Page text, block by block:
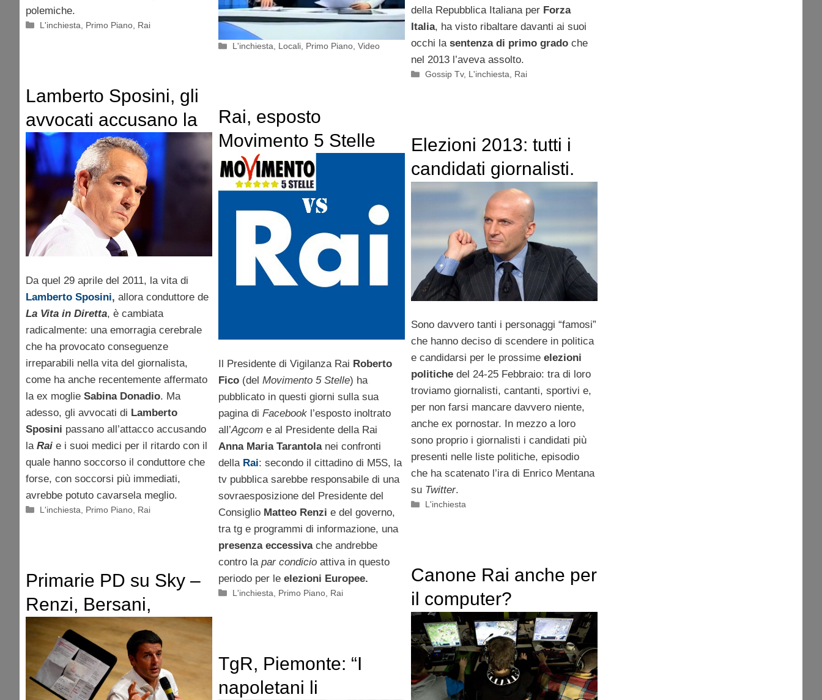
polemiche.
Categorie
L'inchiesta Primo Piano Rai
Categorie
L'inchiesta, Locali, Primo Piano,Video
della Repubblica Italiana per Forza
Italia, ha visto ribaltare davanti ai suoi
occhi la sentenza di primo grado che
nel 2013 l’aveva assolto.
Categorie
Gossip Tv, L'inchiesta, Rai
Lamberto Sposini, gli
avvocati accusano la
Rai e i medici:
soccorsi in netto
ritardo
Da quel 29 aprile del 2011, la vita di
Lamberto Sposini, allora conduttore de
La Vita in Diretta, è cambiata
radicalmente: una emorragia cerebrale
che ha provocato conseguenze
irreparabili nella vita del giornalista,
come ha anche recentemente affermato
la ex moglie Sabina Donadio. Ma
adesso, gli avvocati di Lamberto
Sposini passano all’attacco accusando
la Rai e i suoi medici per il ritardo con il
quale hanno soccorso il conduttore che
forse, con soccorsi più immediati,
avrebbe potuto cavarsela meglio.
Categorie
L'inchiesta Primo Piano Rai
Rai, esposto
Movimento 5 Stelle
all’Agcom sul Governo
Renzi
Il Presidente di Vigilanza Rai Roberto
Fico(del Movimento 5 Stelle) ha
pubblicato in questi giorni sulla sua
pagina di Facebookl’esposto inoltrato
all’Agcome al Presidente della Rai
Anna Maria Tarantolanei confronti
della Rai: secondo il cittadino di M5S, la
tv pubblica sarebbe responsabile di una
sovraesposizione del Presidente del
Consiglio Matteo Renzi e del governo,
tra tg e programmi di informazione, una
presenza eccessivache andrebbe
contro la par condicioattiva in questo
periodo per le elezioni Europee.
Categorie
L'inchiesta Primo Piano Rai
Elezioni 2013: tutti i
candidati giornalisti.
Mentana sbotta:
“Sempre meglio che
lavorare..”
Sono davvero tanti i personaggi “famosi”
che hanno deciso di scendere in politica
e candidarsi per le prossime elezioni
politichedel 24-25 Febbraio: tra di loro
troviamo giornalisti, cantanti, sportivi e,
per non farsi mancare davvero niente,
anche ex pornostar. In mezzo a loro
sono proprio i giornalisti i candidati più
presenti nelle liste politiche, episodio
che ha scatenato l’ira di Enrico Mentana
su Twitter.
Categorie
L'inchiesta
Canone Rai anche per
il computer?
Primarie PD su Sky –
Renzi, Bersani,
Vendola, Puppato e
Tabacci: chi di loro ha
l’X Factor?
TgR, Piemonte: “I
napoletani li